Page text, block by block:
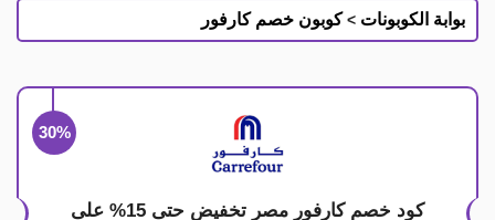
بوابة الكوبونات > كوبون خصم كارفور
30%
كود خصم كارفور مصر تخفيض حتى 15% على